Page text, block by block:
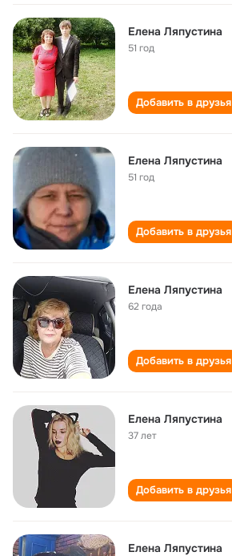
Елена Ляпустина
51 год
Добавить в друзья
Елена Ляпустина
51 год
Добавить в друзья
Елена Ляпустина
62 года
Добавить в друзья
Елена Ляпустина
37 лет
Добавить в друзья
Елена Ляпустина